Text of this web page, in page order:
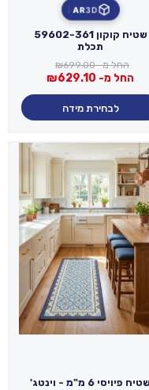
3D
AR
שטיח קוקון 59602-361
תכלת
החל מ- ₪699.00
החל מ- ₪629.10
לבחירת מידה
שטיח פיויסי 6 מ"מ - וינטג'